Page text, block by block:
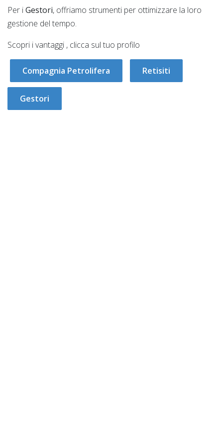
Per iGestori, offriamo strumenti per ottimizzare la loro
gestione del tempo.
Scopri i vantaggi , clicca sul tuo profilo
Compagnia Petrolifera Retisiti
Gestori